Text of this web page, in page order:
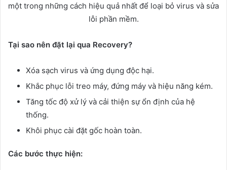
một trong những cách hiệu quả nhất để loại bỏ virus và sửa
lỗi phần mềm.
Tại sao nên đặt lại qua Recovery?
Xóa sạch virus và ứng dụng độc hại.
Khắc phục lỗi treo máy, đứng máy và hiệu năng kém.
Tăng tốc độ xử lý và cải thiện sự ổn định của hệ
thống.
Khôi phục cài đặt gốc hoàn toàn.
Các bước thực hiện: